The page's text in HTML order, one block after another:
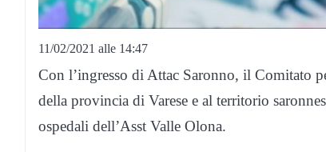
11/02/2021 alle 14:47
Con l’ingresso di Attac Saronno, il Comitato
della provincia di Varese e al territorio
ospedali dell’Asst Valle Olona.